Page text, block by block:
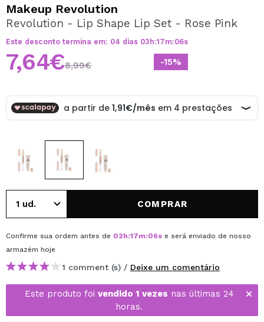
Ao criar uma conta no Maquibeauty.pt pode fazer as suas
compras rapidamente, verificar o estado das suas
Makeup Revolution
Revolution - Lip Shape Lip Set - Rose Pink
Este desconto termina em: 04 dias 03 h:17m:06s
-15%
7,64€8,99€
COMPRAR
Confirme sua ordem antes de 02h:17m:06s e será enviado de nosso
armazém hoje
1 comment (s) / Deixe um comentário
Este produto foi vendido 1 vezes nas últimas 24
horas.